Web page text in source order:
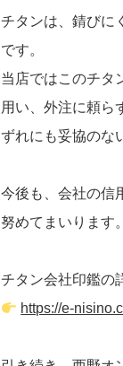
チタンは、錆びに
です。
当店ではこのチタ
用い、外注に頼ら
ずれにも妥協のな
今後も、会社の信
努めてまいります。
チタン会社印鑑の
https://e-